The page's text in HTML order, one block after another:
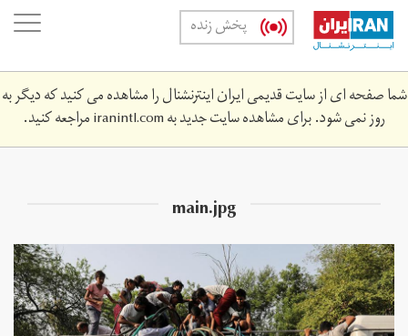
Skip
main
content
پخش زنده
شما صفحه ای از سایت قدیمی ایران اینترنشنال را مشاهده می کنید که دیگر به
روز نمی شود. برای مشاهده سایت جدید بهiranintl.comمراجعه کنید.
main.jpg